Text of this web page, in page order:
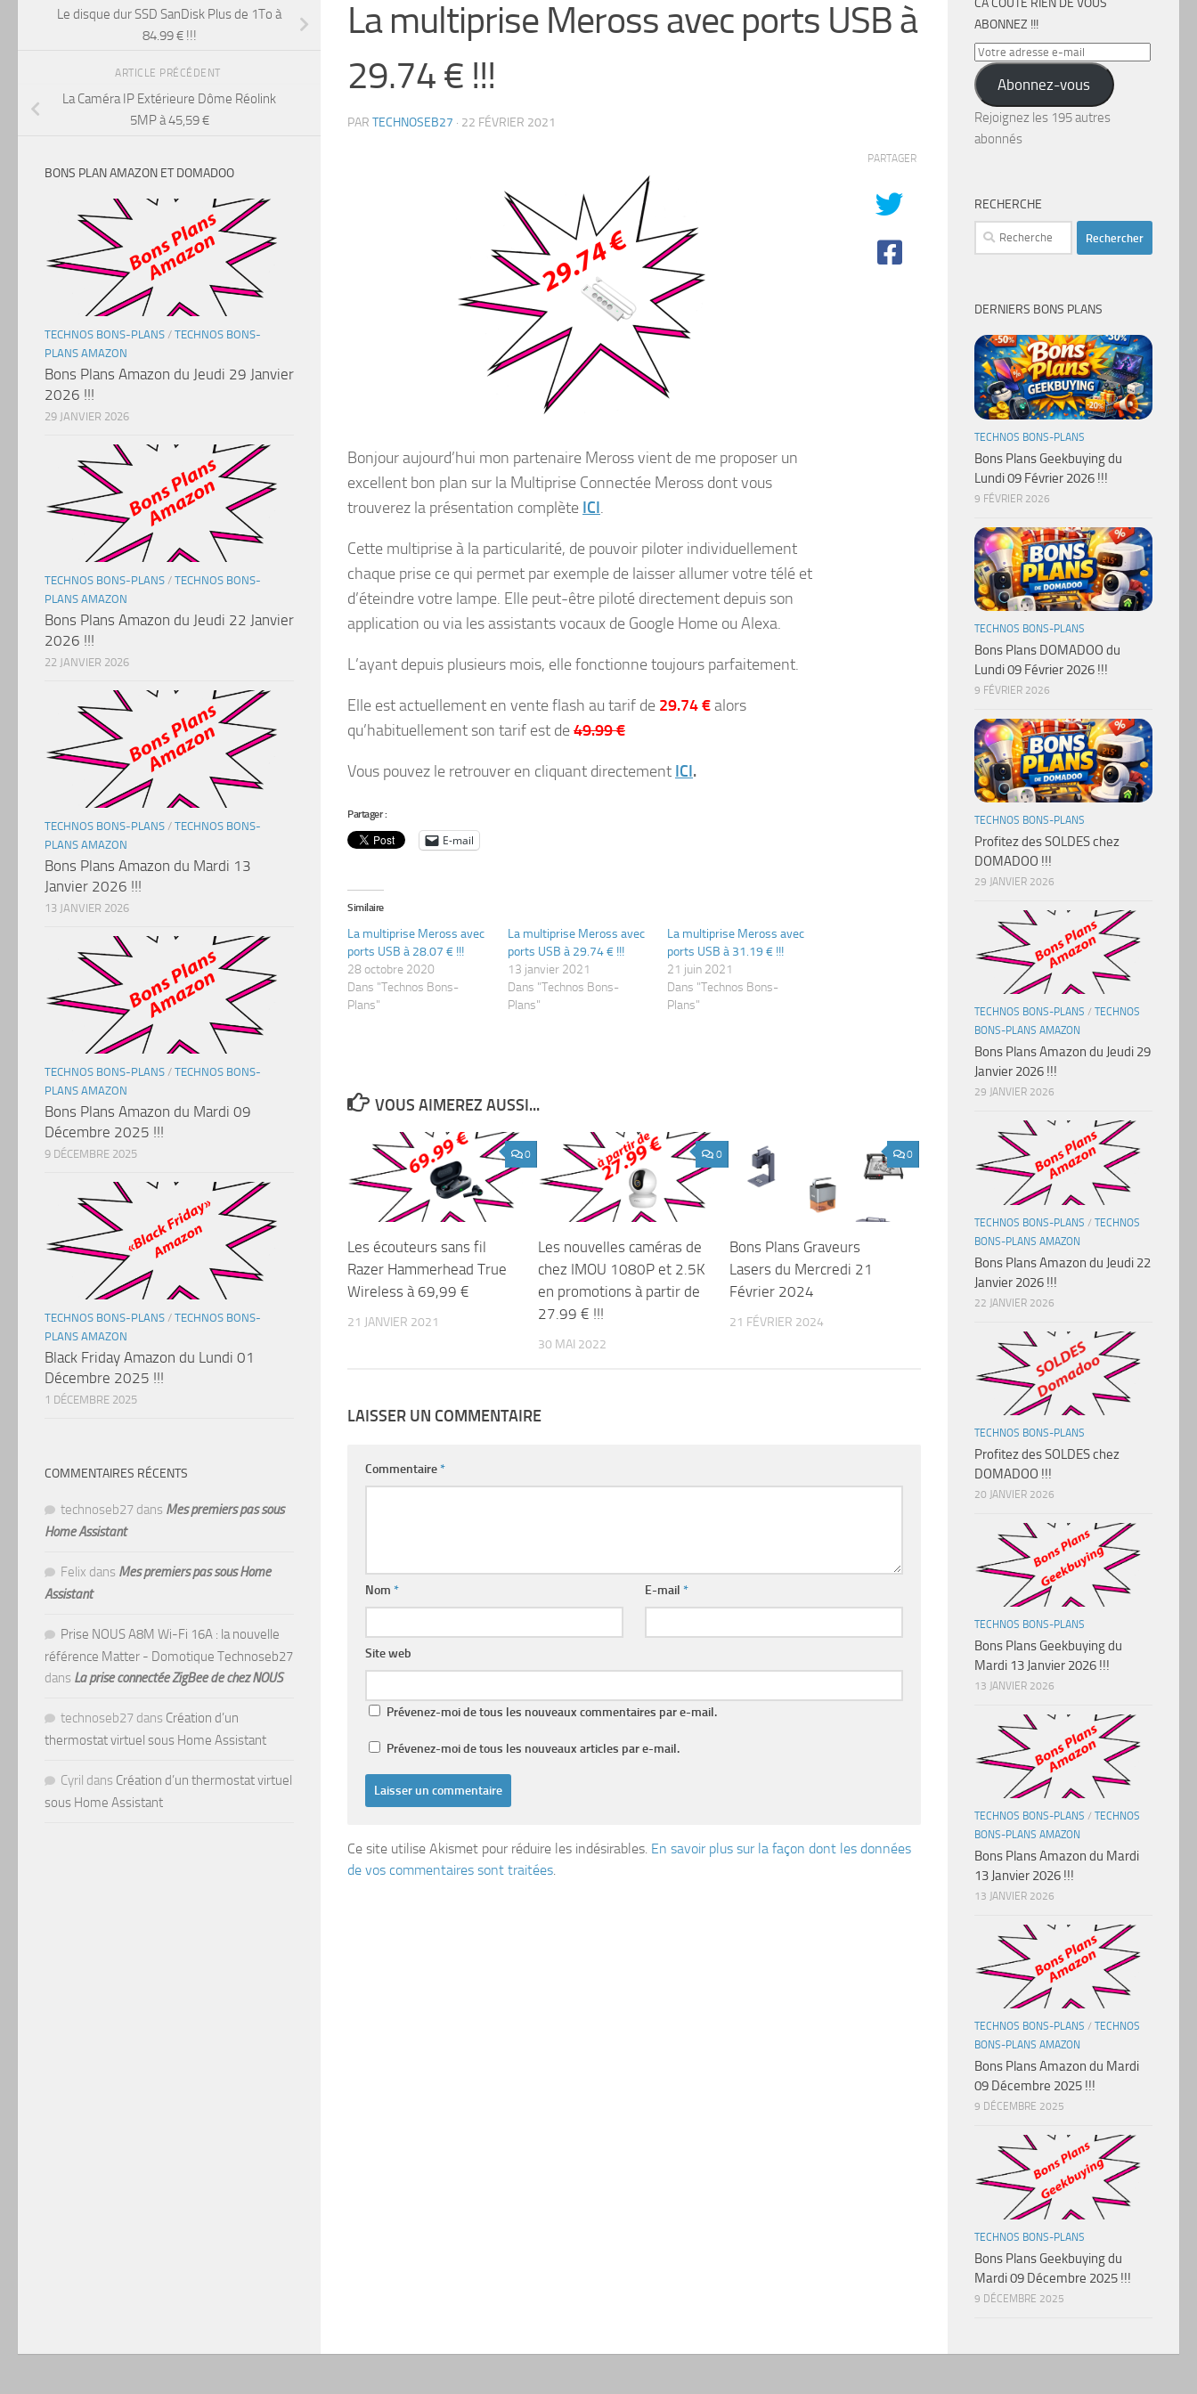
La multiprise Meross avec ports USB à
29.74 € !!!
PAR TECHNOSEB27 · 22 FÉVRIER 2021
Bonjour aujourd’hui mon partenaire Meross vient de me proposer un
excellent bon plan sur la Multiprise Connectée Meross dont vous
trouverez la présentation complète ICI.
Cette multiprise à la particularité, de pouvoir piloter individuellement
chaque prise ce qui permet par exemple de laisser allumer votre télé et
d’éteindre votre lampe. Elle peut-être piloté directement depuis son
application ou via les assistants vocaux de Google Home ou Alexa.
L’ayant depuis plusieurs mois, elle fonctionne toujours parfaitement.
Elle est actuellement en vente flash au tarif de 29.74 €alors
qu’habituellement son tarif est de49.99 €
Vous pouvez le retrouver en cliquant directement ICI.
Partager :
E-mail
Similaire
La multiprise Meross avec
ports USB à 28.07 € !!!
28 octobre 2020
Dans "Technos Bons-
Plans"
La multiprise Meross avec
ports USB à 29.74 € !!!
13 janvier 2021
Dans "Technos Bons-
Plans"
La multiprise Meross avec
ports USB à 31.19 € !!!
21 juin 2021
Dans "Technos Bons-
Plans"
PARTAGER
VOUS AIMEREZ AUSSI...
0
Les écouteurs sans fil
Razer Hammerhead True
Wireless à 69,99 €
21 JANVIER 2021
0
Les nouvelles caméras de
chez IMOU 1080P et 2.5K
en promotions à partir de
27.99 € !!!
30 MAI 2022
0
Bons Plans Graveurs
Lasers du Mercredi 21
Février 2024
21 FÉVRIER 2024
LAISSER UN COMMENTAIRE
Commentaire*
Nom * E-mail*
Site web
Prévenez-moi de tous les nouveaux commentaires par e-mail.
Prévenez-moi de tous les nouveaux articles par e-mail.
Ce site utilise Akismet pour réduire les indésirables. En savoir plus sur la façon dont les données
de vos commentaires sont traitées
Le disque dur SSD SanDisk Plus de 1To à
84.99 € !!!
ARTICLE PRÉCÉDENT
La Caméra IP Extérieure Dôme Réolink
5MP à 45,59 €
BONS PLAN AMAZON ET DOMADOO
TECHNOS BONS-PLANS / TECHNOS BONS-
PLANS AMAZON
Bons Plans Amazon du Jeudi 29 Janvier
2026 !!!
29 JANVIER 2026
TECHNOS BONS-PLANS / TECHNOS BONS-
PLANS AMAZON
Bons Plans Amazon du Jeudi 22 Janvier
2026 !!!
22 JANVIER 2026
TECHNOS BONS-PLANS / TECHNOS BONS-
PLANS AMAZON
Bons Plans Amazon du Mardi 13
Janvier 2026 !!!
13 JANVIER 2026
TECHNOS BONS-PLANS / TECHNOS BONS-
PLANS AMAZON
Bons Plans Amazon du Mardi 09
Décembre 2025 !!!
9 DÉCEMBRE 2025
TECHNOS BONS-PLANS / TECHNOS BONS-
PLANS AMAZON
Black Friday Amazon du Lundi 01
Décembre 2025 !!!
1 DÉCEMBRE 2025
COMMENTAIRES RÉCENTS
technoseb27 dans Mes premiers pas sous
Home Assistant
Felix dans Mes premiers pas sous Home
Assistant
Prise NOUS A8M Wi-Fi 16A : la nouvelle
référence Matter - Domotique Technoseb27
dans La prise connectée ZigBee de chez NOUS
technoseb27 dans Création d’un
thermostat virtuel sous Home Assistant
Cyril dans Création d’un thermostat virtuel
sous Home Assistant
CA COÛTE RIEN DE VOUS
ABONNEZ !!!
Votre
adresse
e-
mail
Abonnez-vous
Rejoignez les 195 autres
abonnés
RECHERCHE
Rechercher :
DERNIERS BONS PLANS
TECHNOS BONS-PLANS
Bons Plans Geekbuying du
Lundi 09 Février 2026 !!!
9 FÉVRIER 2026
TECHNOS BONS-PLANS
Bons Plans DOMADOO du
Lundi 09 Février 2026 !!!
9 FÉVRIER 2026
TECHNOS BONS-PLANS
Profitez des SOLDES chez
DOMADOO !!!
29 JANVIER 2026
TECHNOS BONS-PLANS / TECHNOS
BONS-PLANS AMAZON
Bons Plans Amazon du Jeudi 29
Janvier 2026 !!!
29 JANVIER 2026
TECHNOS BONS-PLANS / TECHNOS
BONS-PLANS AMAZON
Bons Plans Amazon du Jeudi 22
Janvier 2026 !!!
22 JANVIER 2026
TECHNOS BONS-PLANS
Profitez des SOLDES chez
DOMADOO !!!
20 JANVIER 2026
TECHNOS BONS-PLANS
Bons Plans Geekbuying du
Mardi 13 Janvier 2026 !!!
13 JANVIER 2026
TECHNOS BONS-PLANS / TECHNOS
BONS-PLANS AMAZON
Bons Plans Amazon du Mardi
13 Janvier 2026 !!!
13 JANVIER 2026
TECHNOS BONS-PLANS / TECHNOS
BONS-PLANS AMAZON
Bons Plans Amazon du Mardi
09 Décembre 2025 !!!
9 DÉCEMBRE 2025
TECHNOS BONS-PLANS
Bons Plans Geekbuying du
Mardi 09 Décembre 2025 !!!
9 DÉCEMBRE 2025